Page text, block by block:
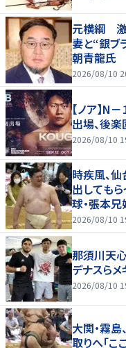
元横綱 激
妻と“銀ブ
朝青龍氏
2026/08/10
【ノア】N
出場、後
2026/08/10
時疾風、
出しても
球・張本
2026/08/10
那須川天
デナスら
2026/08/10
大関・霧
取りへ「こ